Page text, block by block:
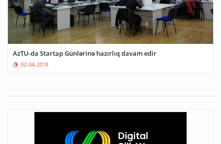
AzTU-da Startap Günlərinə hazırlıq davam edir
02-04-2018